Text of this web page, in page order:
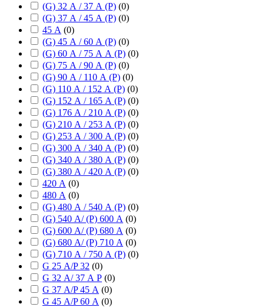
(G) 32 А / 37 А (P) (0)
(G) 37 А / 45 А (P) (0)
45 А (0)
(G) 45 А / 60 А (P) (0)
(G) 60 А / 75 А А (P) (0)
(G) 75 А / 90 А (P) (0)
(G) 90 А / 110 А (P) (0)
(G) 110 А / 152 А (P) (0)
(G) 152 А / 165 А (P) (0)
(G) 176 А / 210 А (P) (0)
(G) 210 А / 253 А (P) (0)
(G) 253 А / 300 А (P) (0)
(G) 300 А / 340 А (P) (0)
(G) 340 А / 380 А (P) (0)
(G) 380 А / 420 А (P) (0)
420 А (0)
480 А (0)
(G) 480 А / 540 А (P) (0)
(G) 540 А/ (P) 600 А (0)
(G) 600 А/ (P) 680 А (0)
(G) 680 А/ (P) 710 А (0)
(G) 710 А / 750 А (P) (0)
G 25 А/P 32 (0)
G 32 А/ 37 А P (0)
G 37 А/P 45 А (0)
G 45 А/P 60 А (0)